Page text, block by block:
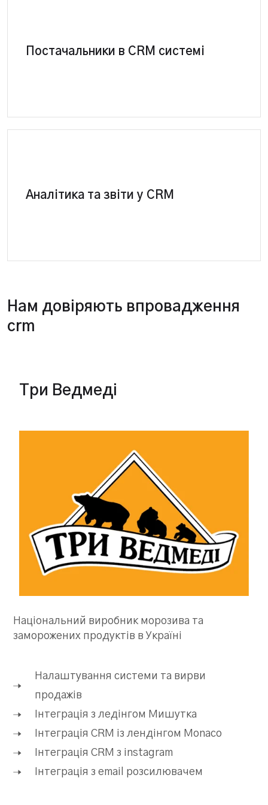
Постачальники в CRM системі
постачальниками в CRM. Оприбуткування,
Аналітика та звіти у CRM
ефективності. Створення та сегментація звітів за
ключовими показниками. Повний аналіз роботи
Нам довіряють впровадження
crm
Три Ведмеді
Національний виробник морозива та
заморожених продуктів в Україні
Налаштування системи та вирви
продажів
Інтеграція з ледінгом Мишутка
Інтеграція CRM із лендінгом Monaco
Інтеграція CRM з instagram
Інтеграція з email розсилювачем